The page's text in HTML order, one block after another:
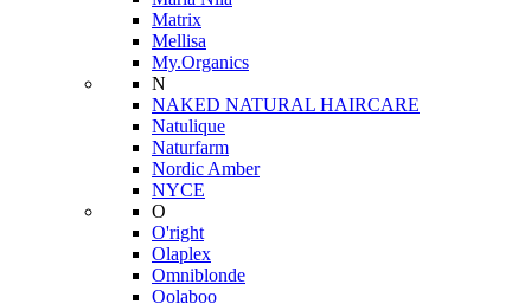
Matrix
Mellisa
My.Organics
N
NAKED NATURAL HAIRCARE
Natulique
Naturfarm
Nordic Amber
NYCE
O
O'right
Olaplex
Omniblonde
Oolaboo